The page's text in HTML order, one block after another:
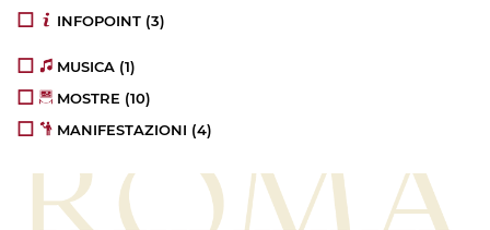
INFOPOINT (3)
MUSICA (1)
MOSTRE (10)
MANIFESTAZIONI (4)